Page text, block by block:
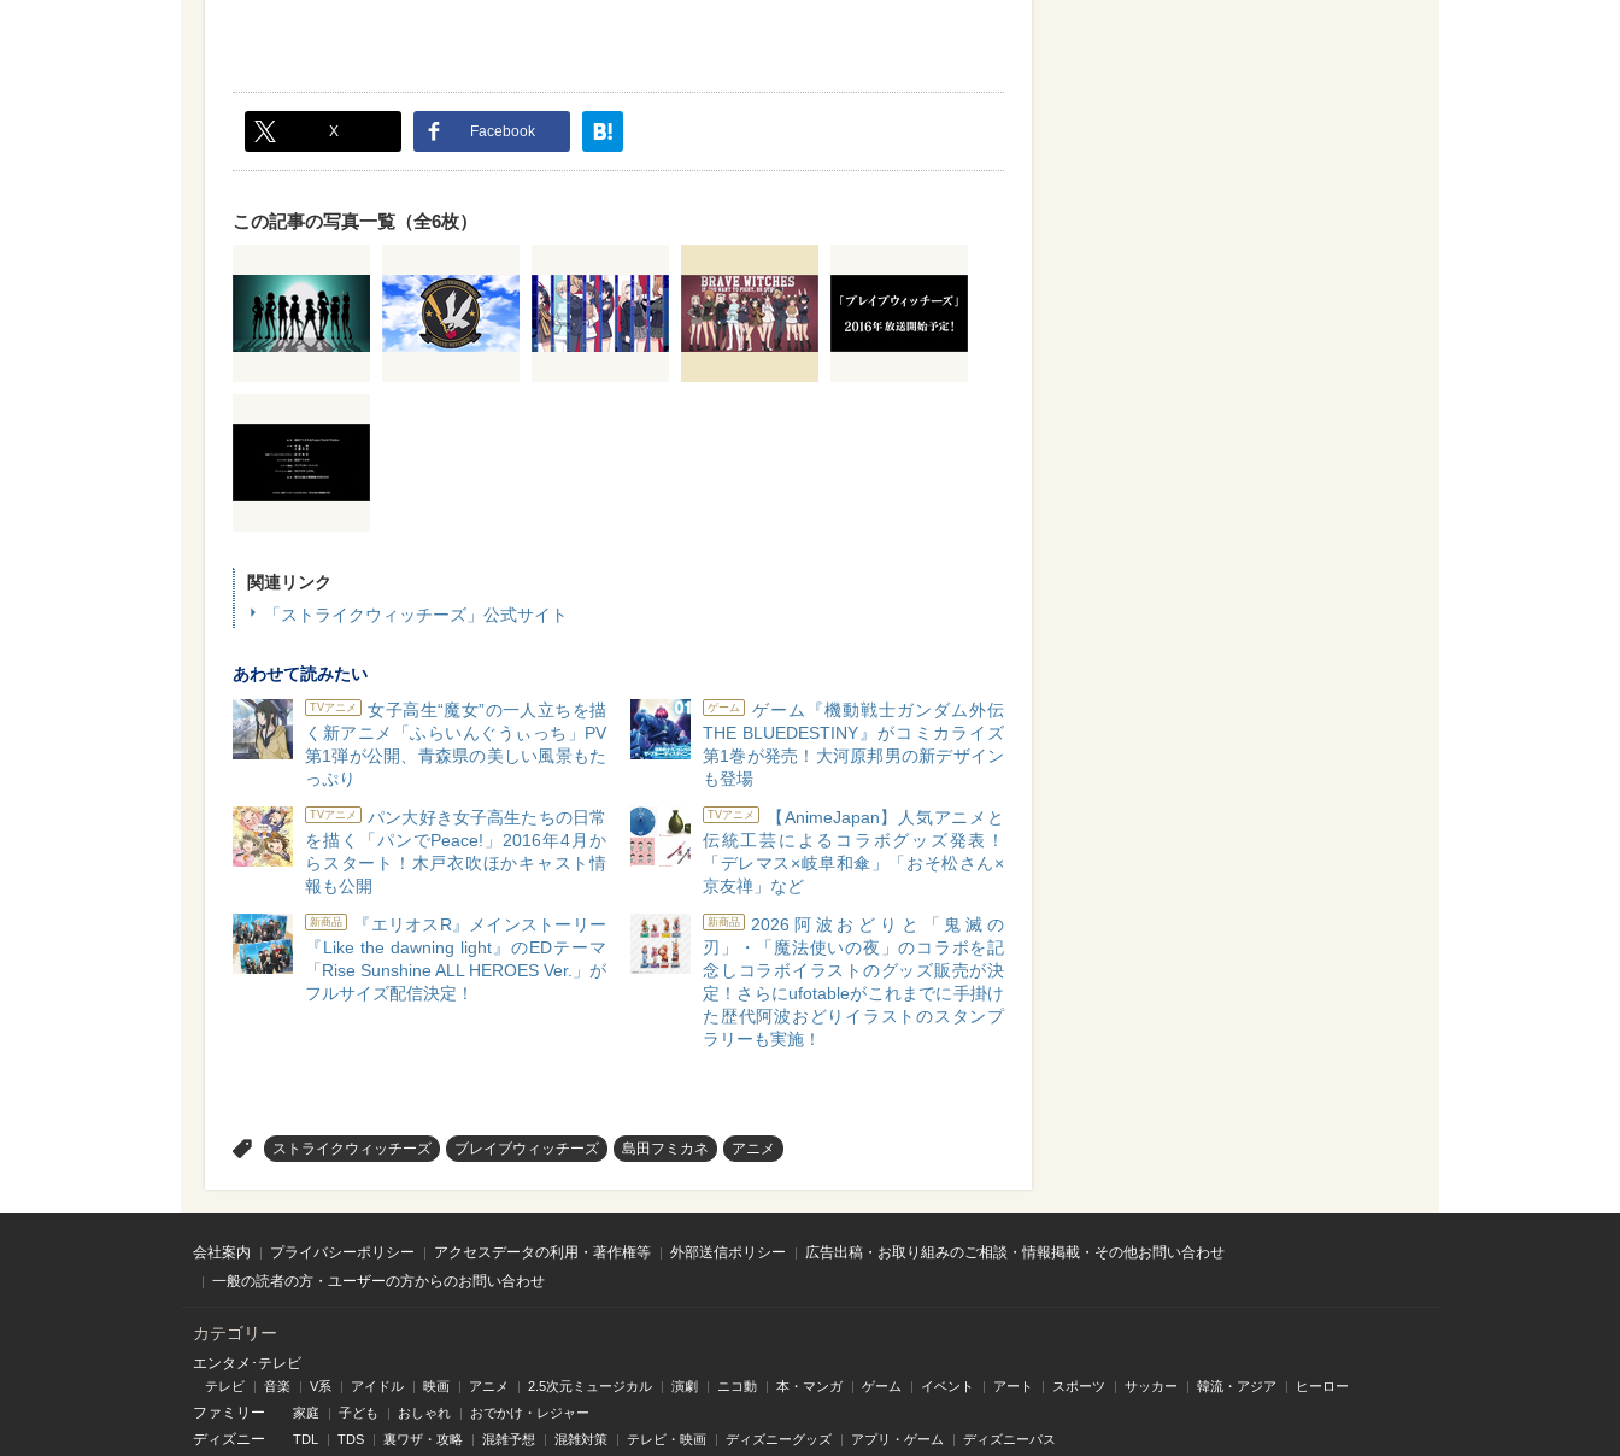
X Facebook
この記事の写真一覧（全6枚）
関連リンク
「ストライクウィッチーズ」公式サイト
あわせて読みたい
TVアニメ
女子高生“魔女”の一人立ちを描
く新アニメ「ふらいんぐうぃっち」PV
第1弾が公開、青森県の美しい風景もた
っぷり
ゲーム
ゲーム『機動戦士ガンダム外伝
THE BLUEDESTINY』がコミカライズ
第1巻が発売！大河原邦男の新デザイン
も登場
TVアニメ
パン大好き女子高生たちの日常
を描く「パンでPeace!」2016年4月か
らスタート！木戸衣吹ほかキャスト情
報も公開
TVアニメ
【AnimeJapan】人気アニメと
伝統工芸によるコラボグッズ発表！
「デレマス×岐阜和傘」「おそ松さん×
京友禅」など
新商品
『エリオスR』メインストーリー
『Like the dawning light』のEDテーマ
「Rise Sunshine ALL HEROES Ver.」が
フルサイズ配信決定！
新商品
2026阿波おどりと「鬼滅の
刃」・「魔法使いの夜」のコラボを記
念しコラボイラストのグッズ販売が決
定！さらにufotableがこれまでに手掛け
た歴代阿波おどりイラストのスタンプ
ラリーも実施！
ストライクウィッチーズ ブレイブウィッチーズ 島田フミカネ アニメ
会社案内 プライバシーポリシー アクセスデータの利用・著作権等 外部送信ポリシー
広告出稿・お取り組みのご相談・情報掲載・その他お問い合わせ
一般の読者の方・ユーザーの方からのお問い合わせ
カテゴリー
エンタメ･テレビ
テレビ 音楽 V系 アイドル 映画 アニメ 2.5次元ミュージカル 演劇 ニコ動 本・マンガ ゲーム イベント アート スポーツ サッカー 韓流・アジア ヒーロー
ファミリー 家庭 子ども おしゃれ おでかけ・レジャー
ディズニー TDL TDS 裏ワザ・攻略 混雑予想 混雑対策 テレビ・映画 ディズニーグッズ アプリ・ゲーム ディズニーパス